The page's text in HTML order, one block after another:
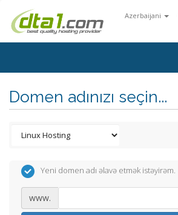
Azerbaijani
Domen adınızı seçin...
Yeni domen adı əlavə etmək istəyirəm.
www.